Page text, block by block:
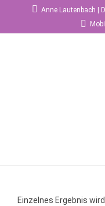
Anne Lautenbach |
Einzelnes Ergebnis